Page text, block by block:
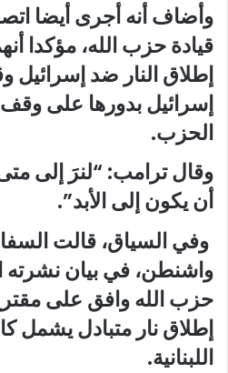
وأضاف أنه أجرى أيضا
قيادة حزب الله، مؤكدا
إطلاق النار ضد إسرائيل
إسرائيل بدورها على
الحزب.
وقال ترامب: “لنرَ إلى
أن يكون إلى الأبد”.
وفي السياق، قالت
واشنطن، في بيان نشرته
حزب الله وافق على
إطلاق نار متبادل يشمل
اللبنانية.